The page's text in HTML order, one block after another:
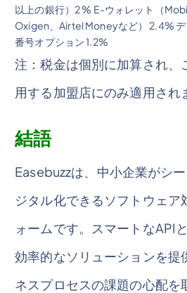
以上の銀行）2 % E-ウォレット（
Oxigen、Airtel Moneyなど） 2.4%
番号オプション 1.2%
注：税金は個別に加算され、
用する加盟店にのみ適用され
結語
Easebuzzは、中小企業がシ
ジタル化できるソフトウェア
ォームです。スマートなAPI
効率的なソリューションを提
ネスプロセスの課題の心配を